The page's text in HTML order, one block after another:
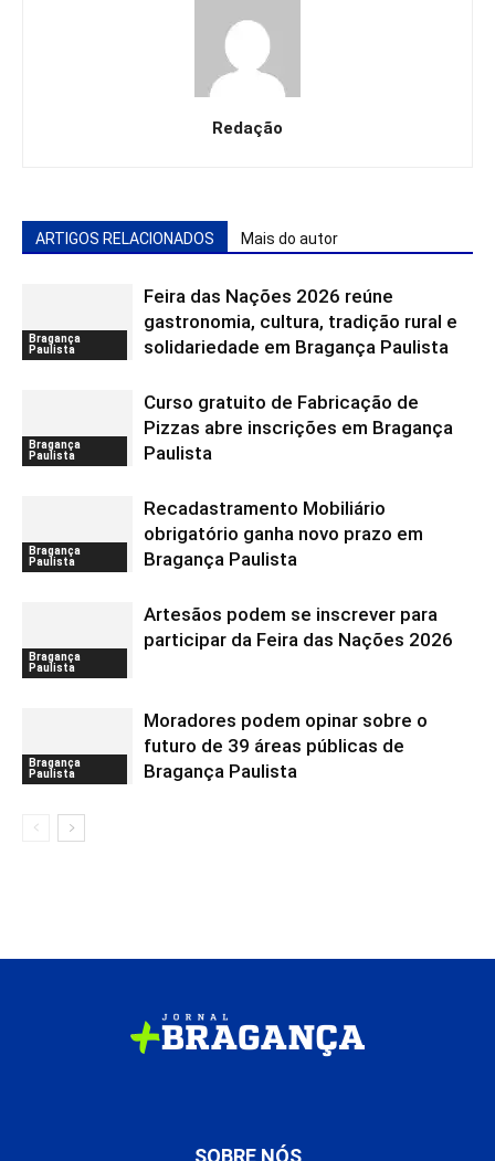
Redação
ARTIGOS RELACIONADOS Mais do autor
Bragança
Paulista
Feira das Nações 2026 reúne
gastronomia, cultura, tradição rural e
solidariedade em Bragança Paulista
Bragança
Paulista
Curso gratuito de Fabricação de
Pizzas abre inscrições em Bragança
Paulista
Bragança
Paulista
Recadastramento Mobiliário
obrigatório ganha novo prazo em
Bragança Paulista
Bragança
Paulista
Artesãos podem se inscrever para
participar da Feira das Nações 2026
Bragança
Paulista
Moradores podem opinar sobre o
futuro de 39 áreas públicas de
Bragança Paulista
SOBRE NÓS